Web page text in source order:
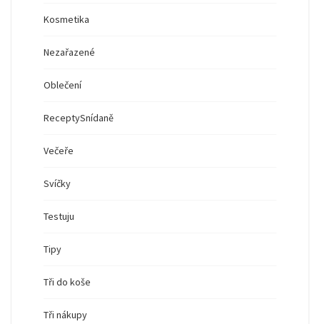
Kosmetika
Nezařazené
Oblečení
ReceptySnídaně
Večeře
Svíčky
Testuju
Tipy
Tři do koše
Tři nákupy